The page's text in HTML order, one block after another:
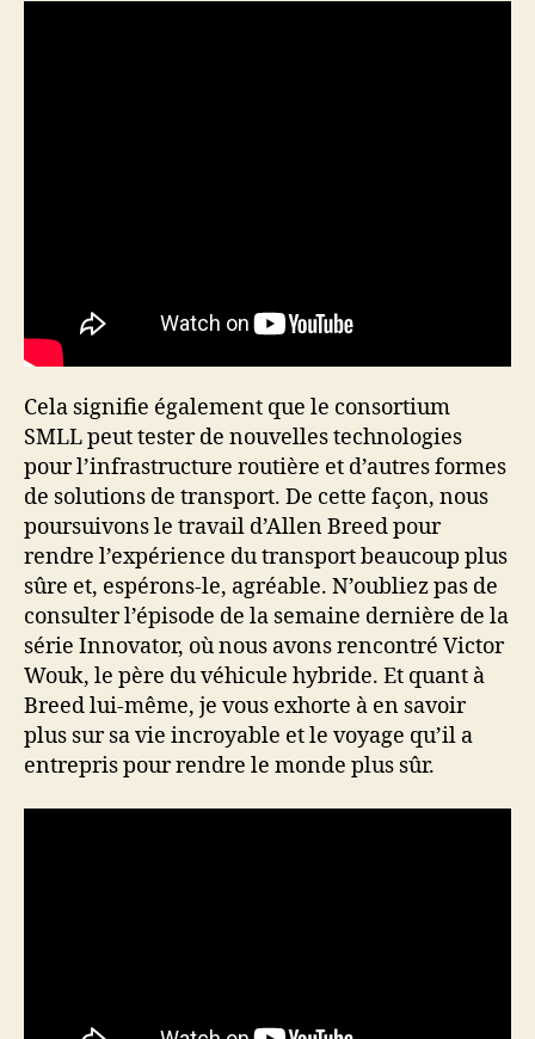
Cela signifie également que le consortium
SMLL peut tester de nouvelles technologies
pour l’infrastructure routière et d’autres formes
de solutions de transport. De cette façon, nous
poursuivons le travail d’Allen Breed pour
rendre l’expérience du transport beaucoup plus
sûre et, espérons-le, agréable. N’oubliez pas de
consulter l’épisode de la semaine dernière de la
série Innovator, où nous avons rencontré Victor
Wouk, le père du véhicule hybride. Et quant à
Breed lui-même, je vous exhorte à en savoir
plus sur sa vie incroyable et le voyage qu’il a
entrepris pour rendre le monde plus sûr.